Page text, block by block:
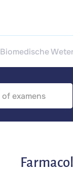
Biomedische